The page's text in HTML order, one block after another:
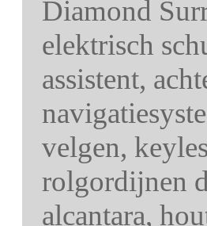
Diamond
elektrisch
assistent,
velgen,
rolgordijnen
alcantara,